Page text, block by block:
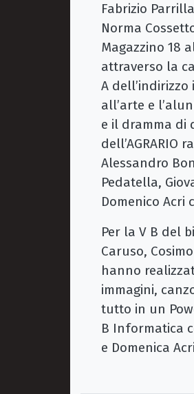
Fabrizio
Norma
Magazzino 18
attraverso la
A
all’arte e
e il dramma di
dell’AGRARIO
Alessandro
Pedatella,
Domenico Acri
Per la V B del
Caruso,
hanno
immagini,
tutto in un
B Informatica
e Domenica